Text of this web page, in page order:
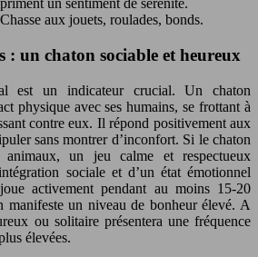
un sentiment de sérénité.
Chasse aux jouets, roulades, bonds.
: un chaton sociable et heureux
est un indicateur crucial. Un chaton
physique avec ses humains, se frottant à
contre eux. Il répond positivement aux
sans montrer d’inconfort. Si le chaton
animaux, un jeu calme et respectueux
sociale et d’un état émotionnel
activement pendant au moins 15-20
manifeste un niveau de bonheur élevé. A
ou solitaire présentera une fréquence
élevées.